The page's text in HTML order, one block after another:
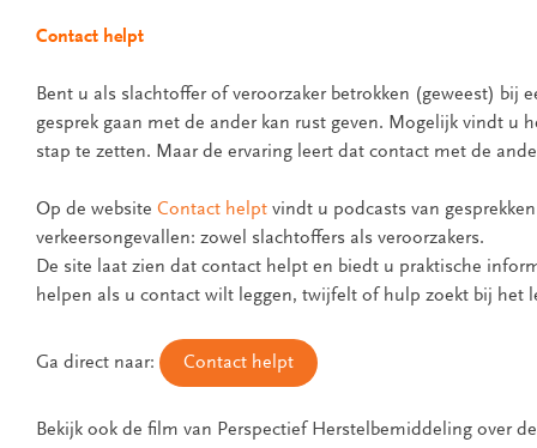
Contact helpt
Bent u als slachtoffer of veroorzaker betrokken (geweest) bij
gesprek gaan met de ander kan rust geven. Mogelijk vindt u
stap te zetten. Maar de ervaring leert dat contact met de
Op de website Contact helpt vindt u podcasts van
verkeersongevallen: zowel slachtoffers als veroorzakers.
De site laat zien dat contact helpt en biedt u praktische
helpen als u contact wilt leggen, twijfelt of hulp zoekt bij het
Ga direct naar: Contact helpt
Bekijk ook de film van Perspectief Herstelbemiddeling over